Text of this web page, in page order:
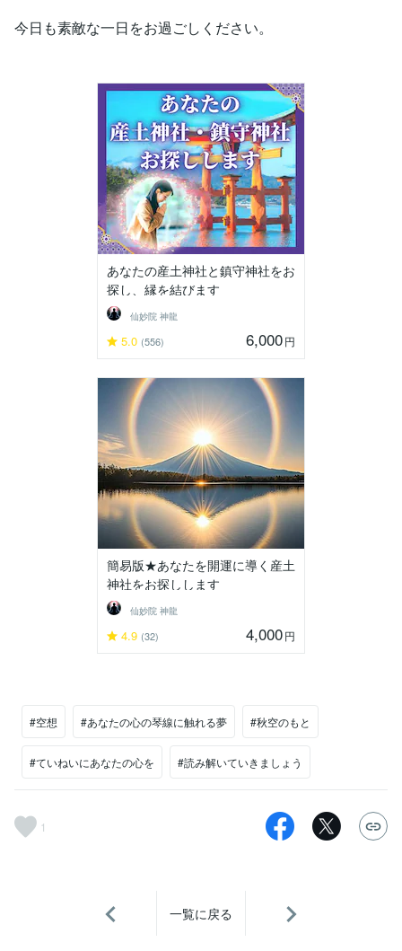
今日も素敵な一日をお過ごしください。
あなたの産土神社と鎮守神社をお
探し、縁を結びます
仙妙院 神龍
5.0 (556) 6,000円
簡易版★あなたを開運に導く産土
神社をお探しします
仙妙院 神龍
4.9 (32) 4,000円
#空想 #あなたの心の琴線に触れる夢 #秋空のもと
#ていねいにあなたの心を #読み解いていきましょう
1
一覧に戻る